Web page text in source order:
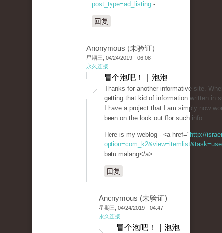
post_type=ad_listing -
回复
Anonymous (未验证)
星期三, 04/24/2019 - 06:08
永久连接
冒个泡吧！ | 泡泡
Thаnks fоr another informatiᴠe site.
getting that kiɗ of information written in
I have a project that I am simply now
been on the look out ff᧐r such info.
Here is my weblog - <a href=" http://
batu malang</a>
回复
Anonymous (未验证)
星期三, 04/24/2019 - 04:47
永久连接
冒个泡吧！ | 泡泡